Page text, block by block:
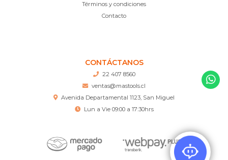
Términos y condiciones
Contacto
CONTÁCTANOS
22 407 8560
ventas@mastools.cl
Avenida Departamental 1123, San Miguel
Lun a Vie 09:00 a 17:30hrs